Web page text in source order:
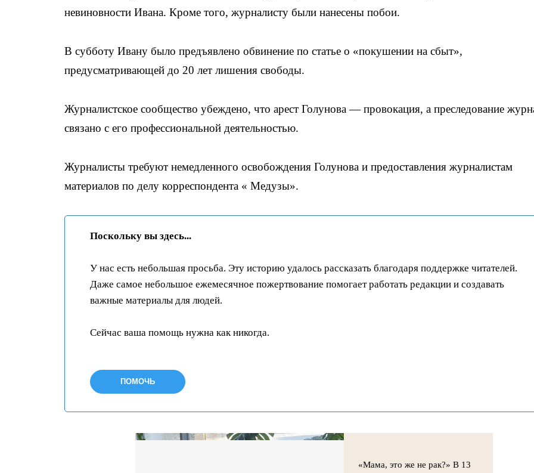
невиновности Ивана. Кроме того, журналисту были нанесены побои.
В субботу Ивану было предъявлено обвинение по статье о «покушении на сбыт»,
предусматривающей до 20 лет лишения свободы.
Журналистское сообщество убеждено, что арест Голунова — провокация, а преследование
связано с его профессиональной деятельностью.
Журналисты требуют немедленного освобождения Голунова и предоставления журналистам
материалов по делу корреспондента « Медузы».
Поскольку вы здесь...
У нас есть небольшая просьба. Эту историю удалось рассказать благодаря поддержке читателей.
Даже самое небольшое ежемесячное пожертвование помогает работать редакции и создавать
важные материалы для людей.
Сейчас ваша помощь нужна как никогда.
ПОМОЧЬ
«Мама, это же не рак?» В 13